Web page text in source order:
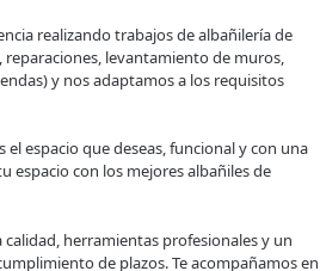
realizando trabajos de albañilería de
levantamiento de muros,
y nos adaptamos a los requisitos
espacio que deseas, funcional y con una
espacio con los mejores albañiles de
herramientas profesionales y un
de plazos. Te acompañamos en